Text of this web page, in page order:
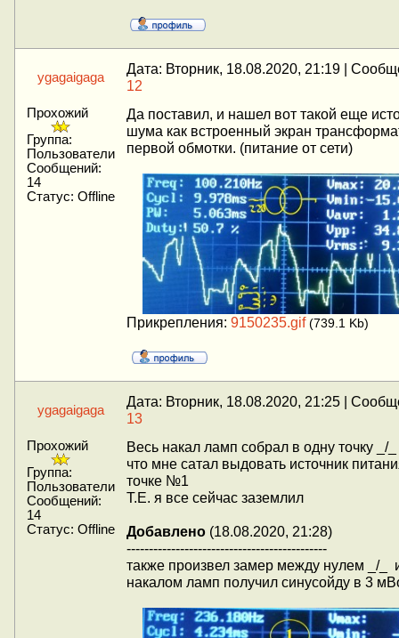
ygagaigaga
Дата: Вторник, 18.08.2020, 21:19 |
12
Прохожий
Группа:
Пользователи
Сообщений:
14
Статус: Offline
Да поставил, и нашел вот такой еще
шума как встроенный экран
первой обмотки. (питание от сети)
Прикрепления: 9150235.gif (739.1 Kb)
ygagaigaga
Дата: Вторник, 18.08.2020, 21:25 |
13
Прохожий
Группа:
Пользователи
Сообщений:
14
Статус: Offline
Весь накал ламп собрал в одну точку _/
что мне сатал выдовать источник
точке №1
Т.Е. я все сейчас заземлил
Добавлено (18.08.2020, 21:28)
---------------------------------------------
также произвел замер между нулем _/_
накалом ламп получил синусойду в 3